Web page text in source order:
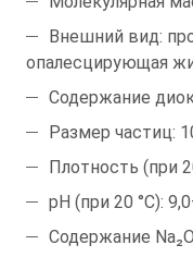
Внешний вид:
опалесцирующая
Содержание
Размер частиц:
Плотность (при
pH (при 20 °C):
Содержание